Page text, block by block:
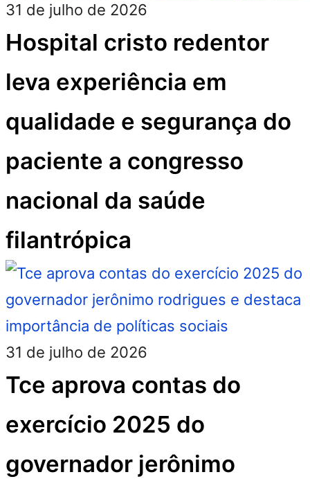
31 de julho de 2026
Hospital cristo redentor
leva experiência em
qualidade e segurança do
paciente a congresso
nacional da saúde
filantrópica
31 de julho de 2026
Tce aprova contas do
exercício 2025 do
governador jerônimo